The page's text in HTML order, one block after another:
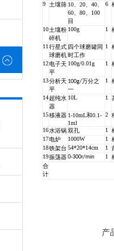
9 土壤筛 10、20、40、
60、80、100
目
6
10土壤粉
碎机
100g 1
11 行星式
球磨机
四个球磨罐同
时工作
1
12电子天
平
100g/0.01g 1
13分析天
平
100g/万分之
一
1
14超纯水
器
10L 1
15移液器 1-10mL和0.1-
1ml
2
16水浴锅双孔 1
17电炉 1000W 1
18铁架台 54*20*14cm 1
19振荡器0-300r/min 1
合
计
产